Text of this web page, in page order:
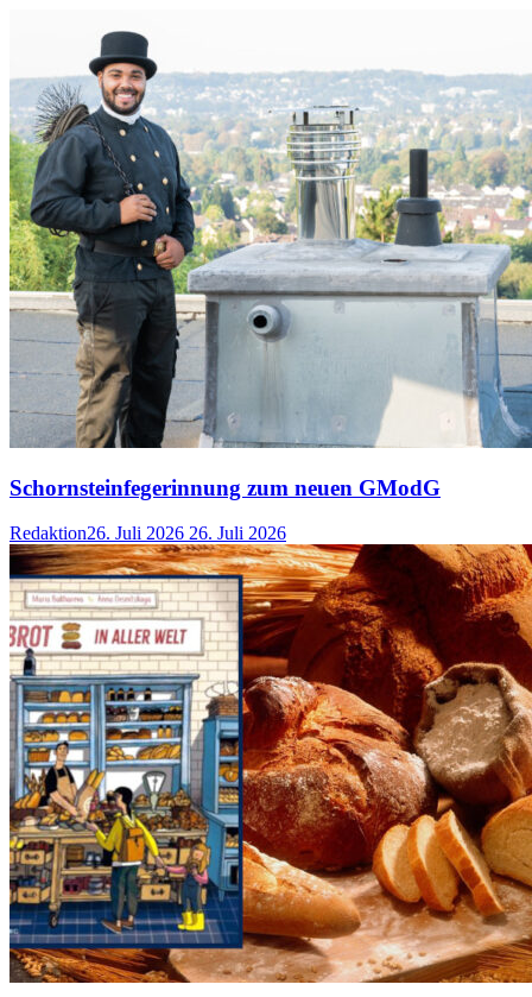
Schornsteinfegerinnung zum neuen GModG
Redaktion26. Juli 2026 26. Juli 2026